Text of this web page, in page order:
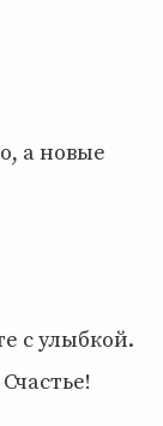
а новые
с улыбкой.